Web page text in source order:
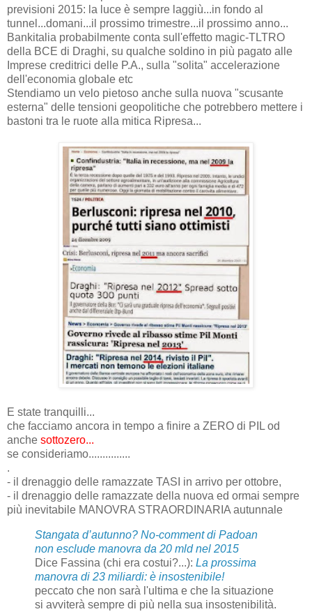
previsioni 2015: la luce è sempre laggiù...in fondo al
tunnel...domani...il prossimo trimestre...il prossimo anno...
Bankitalia probabilmente conta sull'effetto magic-TLTRO
della BCE di Draghi, su qualche soldino in più pagato alle
Imprese creditrici delle P.A., sulla "solita" accelerazione
dell'economia globale etc
Stendiamo un velo pietoso anche sulla nuova "scusante
esterna" delle tensioni geopolitiche che potrebbero mettere i
bastoni tra le ruote alla mitica Ripresa...
E state tranquilli...
che facciamo ancora in tempo a finire a ZERO di PIL od
anche sottozero...
se consideriamo...............
.
- il drenaggio delle ramazzate TASI in arrivo per ottobre,
- il drenaggio delle ramazzate della nuova ed ormai sempre
più inevitabile MANOVRA STRAORDINARIA autunnale
Stangata d’autunno? No-comment di Padoan
non esclude manovra da 20 mld nel 2015
Dice Fassina (chi era costui?...): La prossima
manovra di 23 miliardi: è insostenibile!
peccato che non sarà l'ultima e che la situazione
si avviterà sempre di più nella sua insostenibilità.